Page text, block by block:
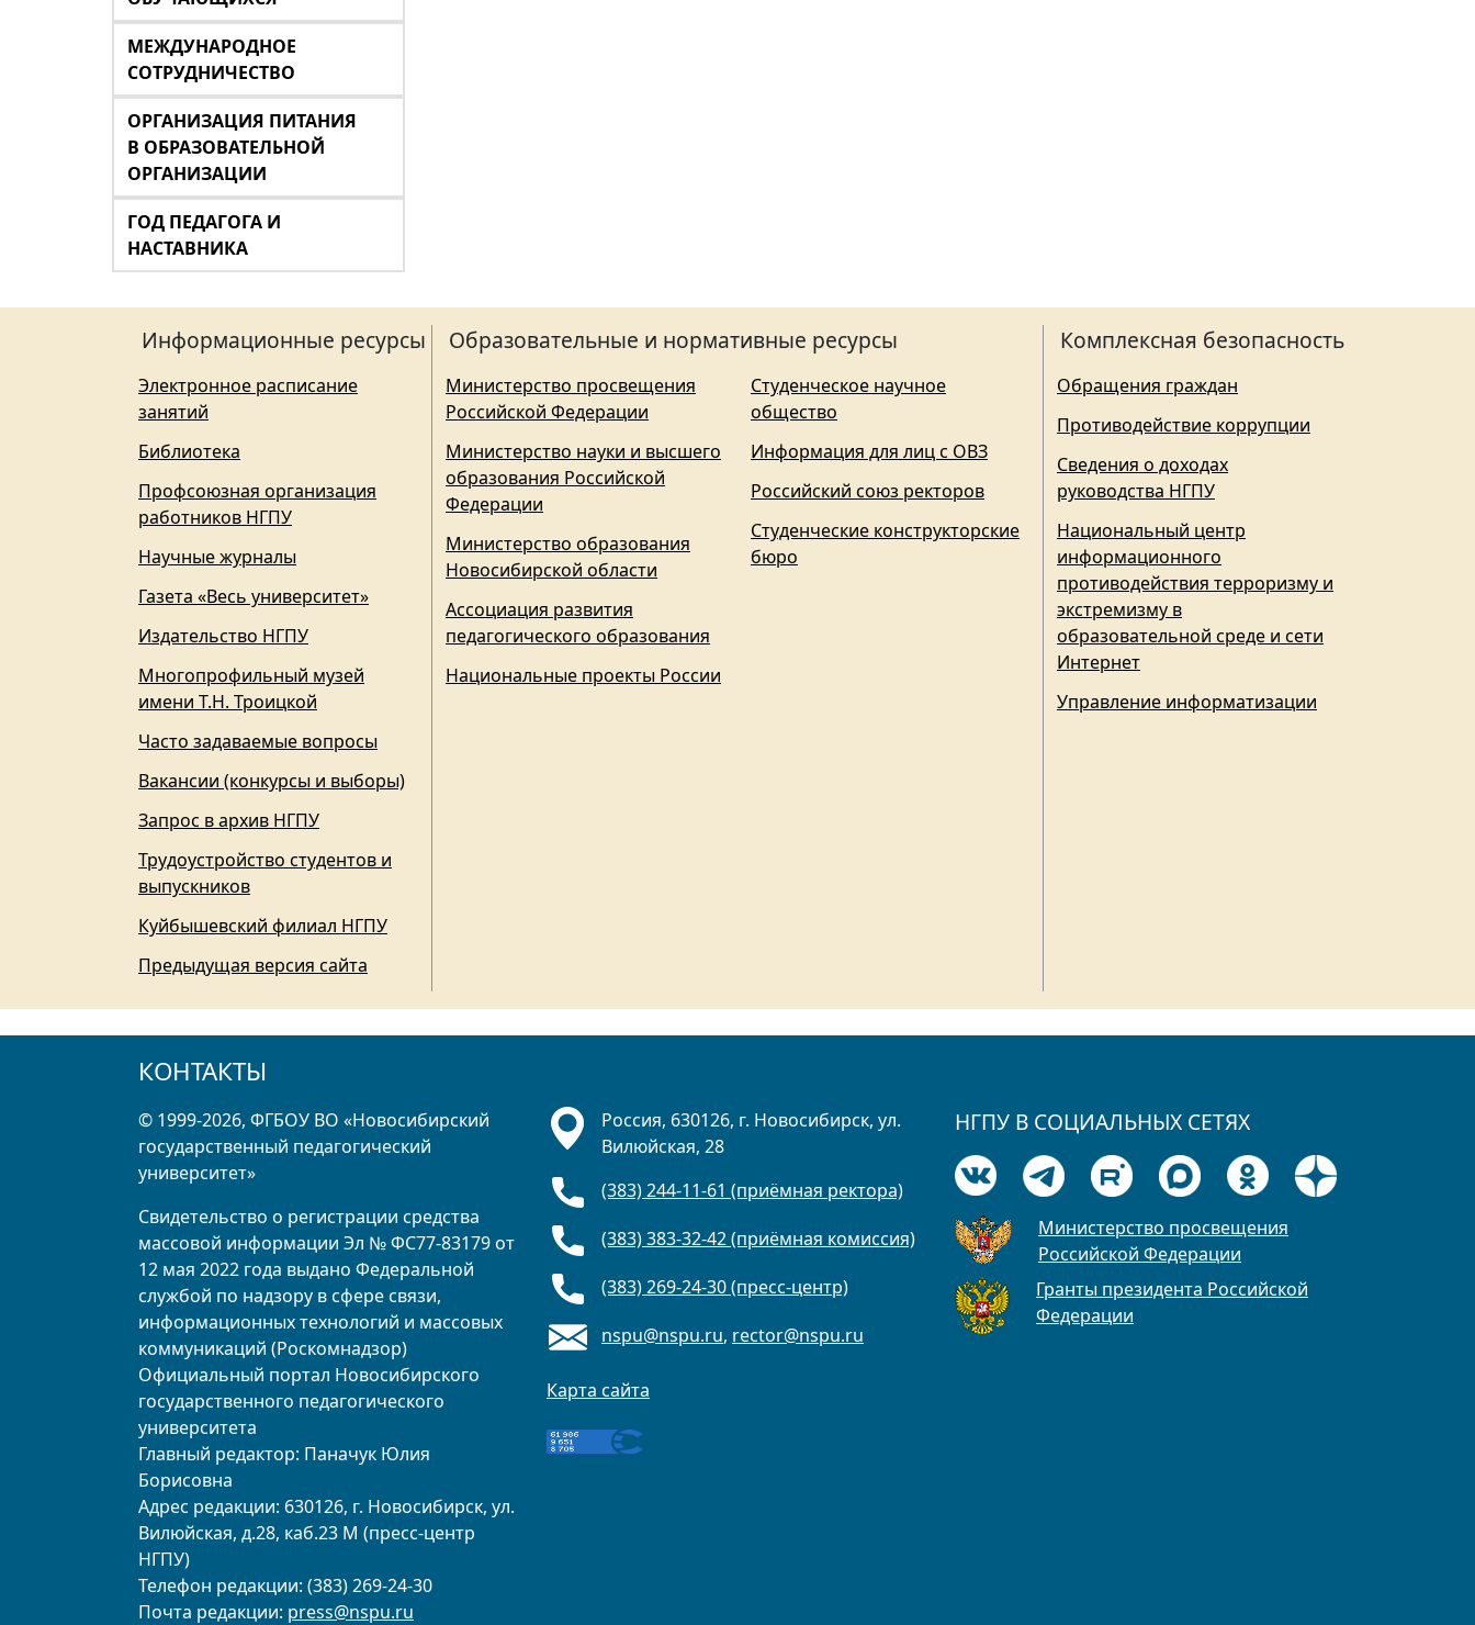
МЕЖДУНАРОДНОЕ
СОТРУДНИЧЕСТВО
ОРГАНИЗАЦИЯ ПИТАНИЯ
В ОБРАЗОВАТЕЛЬНОЙ
ОРГАНИЗАЦИИ
ГОД ПЕДАГОГА И
НАСТАВНИКА
Информационные ресурсы
Электронное расписание
занятий
Библиотека
Профсоюзная организация
работников НГПУ
Научные журналы
Газета «Весь университет»
Издательство НГПУ
Многопрофильный музей
имени Т.Н. Троицкой
Часто задаваемые вопросы
Вакансии (конкурсы и выборы)
Запрос в архив НГПУ
Трудоустройство студентов и
выпускников
Куйбышевский филиал НГПУ
Предыдущая версия сайта
Образовательные и нормативные ресурсы
Министерство просвещения
Российской Федерации
Министерство науки и высшего
образования Российской
Федерации
Министерство образования
Новосибирской области
Ассоциация развития
педагогического образования
Национальные проекты России
Студенческое научное
общество
Информация для лиц с ОВЗ
Российский союз ректоров
Студенческие конструкторские
бюро
Комплексная безопасность
Обращения граждан
Противодействие коррупции
Сведения о доходах
руководства НГПУ
Национальный центр
информационного
противодействия терроризму и
экстремизму в
образовательной среде и сети
Интернет
Управление информатизации
КОНТАКТЫ
© 1999-2026, ФГБОУ ВО «Новосибирский
государственный педагогический
университет»
Свидетельство о регистрации средства
массовой информации Эл № ФС77-83179 от
12 мая 2022 года выдано Федеральной
службой по надзору в сфере связи,
информационных технологий и массовых
коммуникаций (Роскомнадзор)
Официальный портал Новосибирского
государственного педагогического
университета
Главный редактор: Паначук Юлия
Борисовна
Адрес редакции: 630126, г. Новосибирск, ул.
Вилюйская, д.28, каб.23 М (пресс-центр
НГПУ)
Телефон редакции: (383) 269-24-30
Почта редакции: press@nspu.ru
Россия, 630126, г. Новосибирск, ул.
Вилюйская, 28
(383) 244-11-61 (приёмная ректора)
(383) 383-32-42 (приёмная комиссия)
(383) 269-24-30 (пресс-центр)
nspu@nspu.ru, rector@nspu.ru
Карта сайта
НГПУ В СОЦИАЛЬНЫХ СЕТЯХ
Министерство просвещения
Российской Федерации
Гранты президента Российской
Федерации